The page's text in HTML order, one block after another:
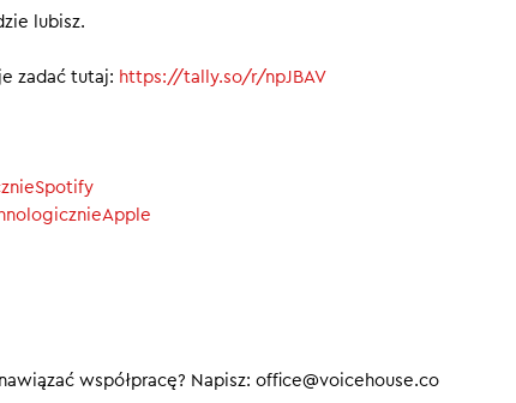
lubisz.
zadać tutaj: https://tally.so/r/npJBAV
współpracę? Napisz: office@voicehouse.co